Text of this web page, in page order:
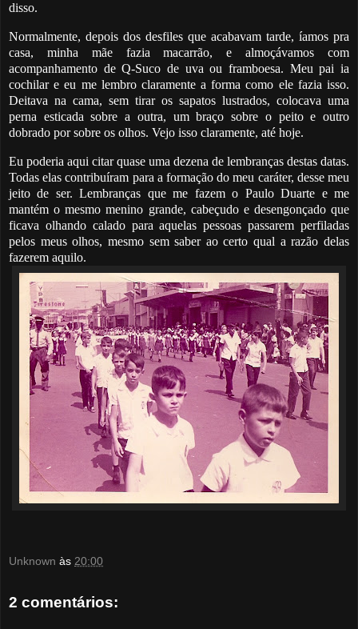
disso.
Normalmente, depois dos desfiles que acabavam tarde, íamos pra
casa, minha mãe fazia macarrão, e almoçávamos com
acompanhamento de Q-Suco de uva ou framboesa. Meu pai ia
cochilar e eu me lembro claramente a forma como ele fazia isso.
Deitava na cama, sem tirar os sapatos lustrados, colocava uma
perna esticada sobre a outra, um braço sobre o peito e outro
dobrado por sobre os olhos. Vejo isso claramente, até hoje.
Eu poderia aqui citar quase uma dezena de lembranças destas datas.
Todaselas contribuíram para a formação do meu caráter, desse meu
jeito de ser. Lembranças que me fazem o Paulo Duarte e me
mantém o mesmo menino grande, cabeçudoe desengonçado que
ficava olhando calado para aquelas pessoas passarem perfiladas
pelos meus olhos, mesmo sem saber ao certo qual a razão delas
fazerem aquilo.
Unknown às 20:00
2 comentários: